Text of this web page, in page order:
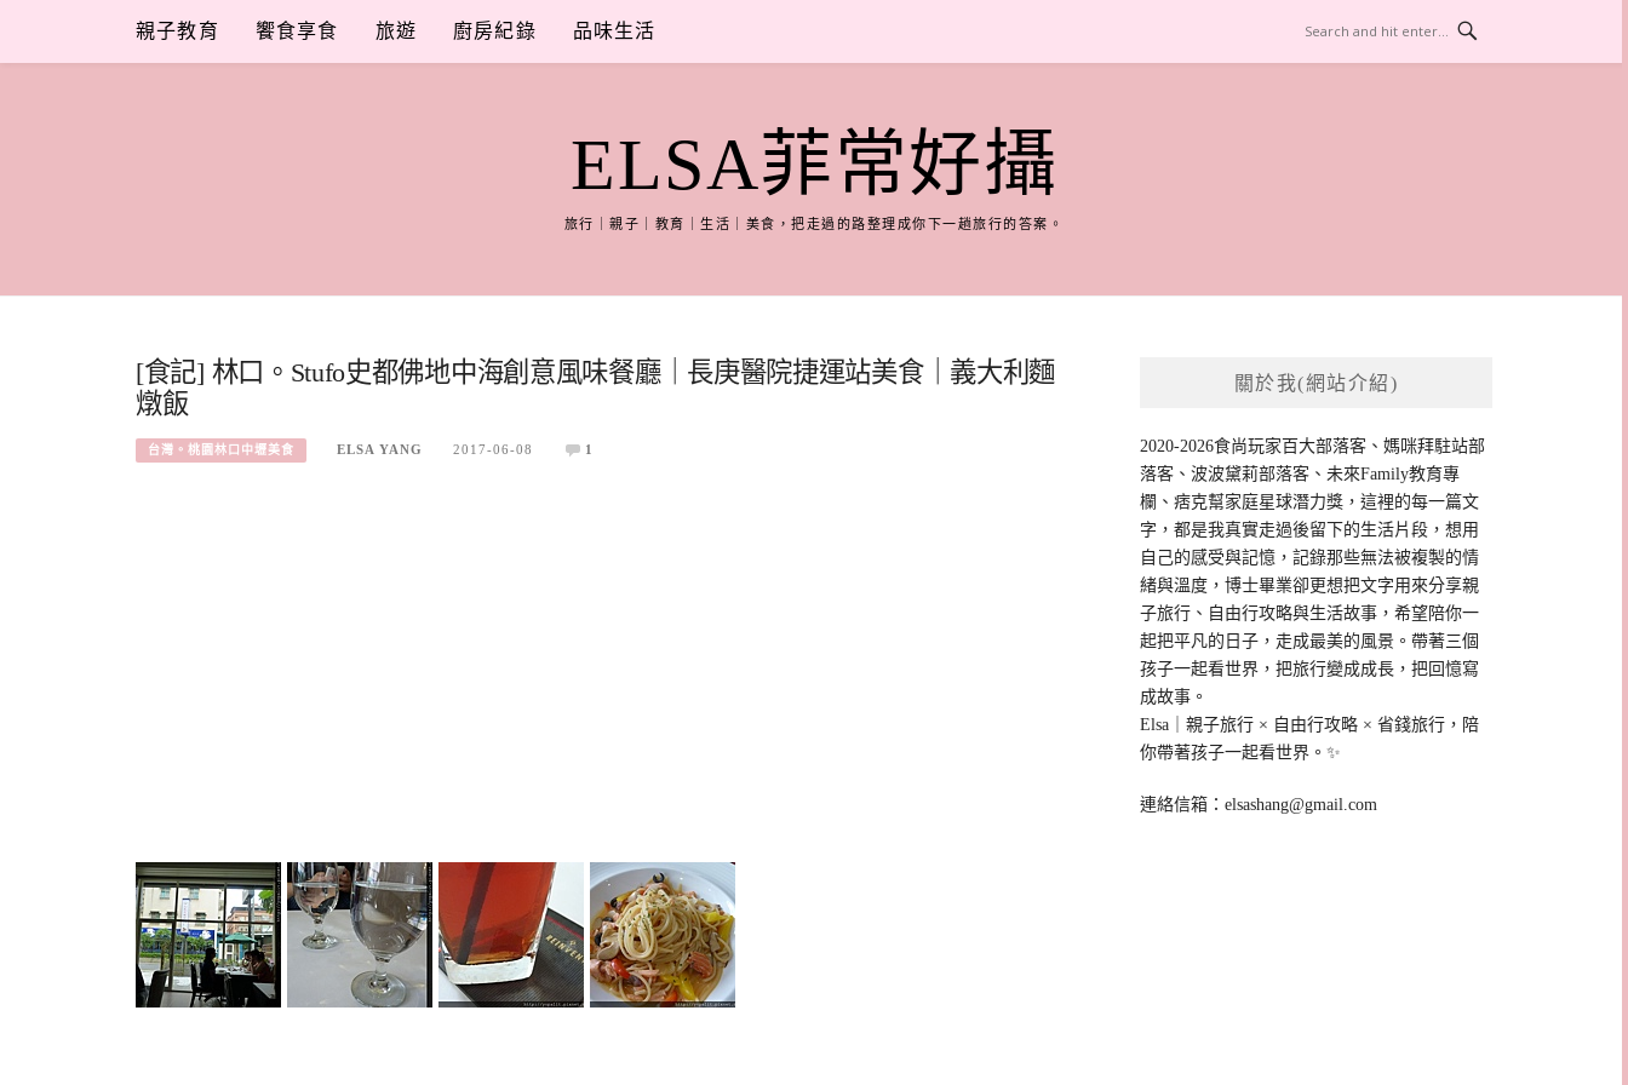
content
親子教育 饗食享食 旅遊 廚房紀錄 品味生活
ELSA菲常好攝
旅行｜親子｜教育｜生活｜美食，把走過的路整理成你下一趟旅行的答案。
[食記] 林口。Stufo史都佛地中海創意風味餐廳｜長庚醫院捷運站美食｜義大利麵
燉飯
台灣。桃園林口中壢美食 ELSA YANG 2017-06-08 1
關於我(網站介紹)
2020-2026食尚玩家百大部落客、媽咪拜駐站部
落客、波波黛莉部落客、未來Family教育專
欄、痞克幫家庭星球潛力獎，這裡的每一篇文
字，都是我真實走過後留下的生活片段，想用
自己的感受與記憶，記錄那些無法被複製的情
緒與溫度，博士畢業卻更想把文字用來分享親
子旅行、自由行攻略與生活故事，希望陪你一
起把平凡的日子，走成最美的風景。帶著三個
孩子一起看世界，把旅行變成成長，把回憶寫
成故事。
Elsa｜親子旅行 × 自由行攻略 × 省錢旅行，陪
你帶著孩子一起看世界。✨
連絡信箱：elsashang@gmail.com